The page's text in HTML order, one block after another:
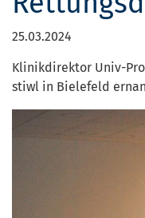
25.03.2024
Klinikdirektor Univ-
stiwl in Bielefeld